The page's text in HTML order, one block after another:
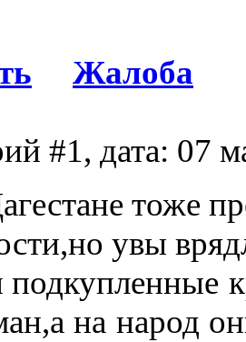
Жалоба
#1, дата: 07
тоже
увы
подкупленные
на народ